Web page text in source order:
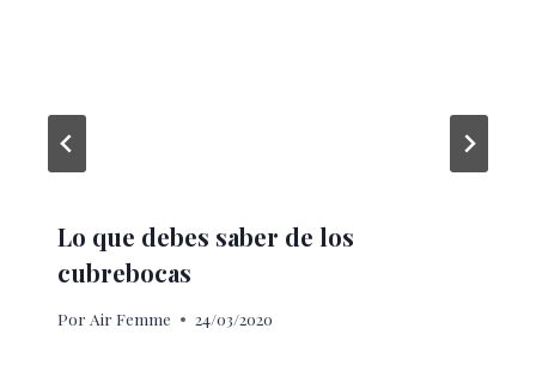
Lo que debes saber de los
cubrebocas
Por Air Femme 24/03/2020